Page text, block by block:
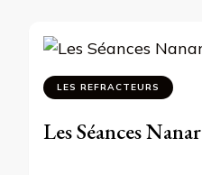
LES REFRACTEURS
Les Séances